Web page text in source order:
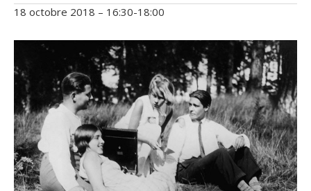
18 octobre 2018 – 16:30-18:00